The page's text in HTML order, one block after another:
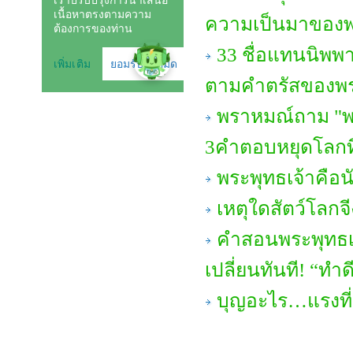
ความเป็นมาของ
33 ชื่อแทนนิพพ
ตามคำตรัสของพ
พราหมณ์ถาม "พ
3คำตอบหยุดโล
พระพุทธเจ้าคือ
เหตุใดสัตว์โลก
คำสอนพระพุทธ
เปลี่ยนทันที! “ทำ
บุญอะไร…แรงที่